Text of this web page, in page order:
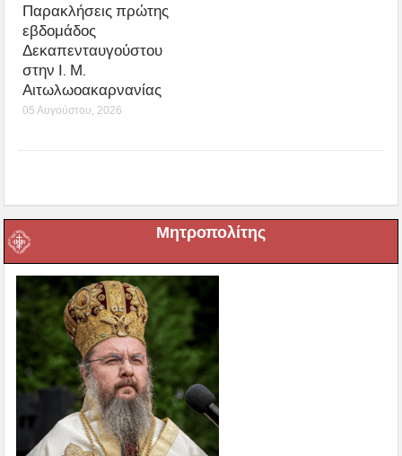
Παρακλήσεις πρώτης
εβδομάδος
Δεκαπενταυγούστου
στην Ι. Μ.
Αιτωλωοακαρνανίας
05 Αυγούστου, 2026
Μητροπολίτης